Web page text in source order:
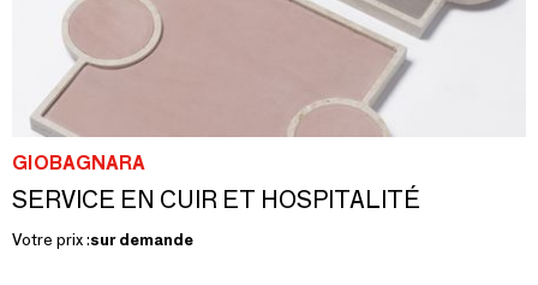
GIOBAGNARA
SERVICE EN CUIR ET HOSPITALITÉ
Votre prix :sur demande